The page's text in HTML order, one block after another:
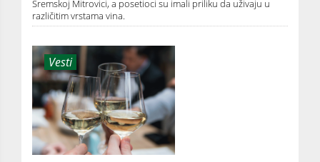
Sremskoj Mitrovici, a posetioci su imali priliku da uživaju u
različitim vrstama vina.
Vesti